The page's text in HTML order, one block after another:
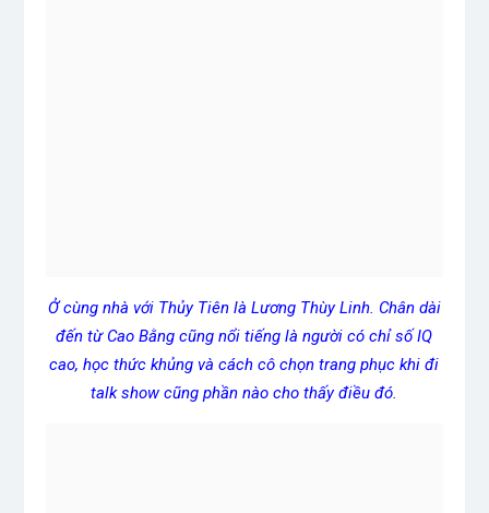
Ở cùng nhà với Thủy Tiên là Lương Thùy Linh. Chân dài
đến từ Cao Bằng cũng nổi tiếng là người có chỉ số IQ
cao, học thức khủng và cách cô chọn trang phục khi đi
talk show cũng phần nào cho thấy điều đó.